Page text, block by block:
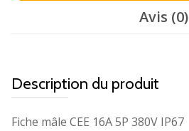
Avis (0)
Description du produit
Fiche mâle CEE 16A 5P 380V IP67